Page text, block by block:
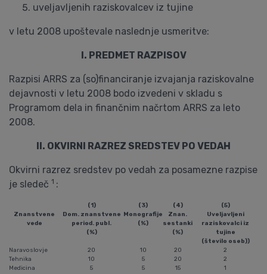
uveljavljenih raziskovalcev iz tujine
v letu 2008 upoštevale naslednje usmeritve:
I. PREDMET RAZPISOV
Razpisi ARRS za (so)financiranje izvajanja raziskovalne
dejavnosti v letu 2008 bodo izvedeni v skladu s
Programom dela in finančnim načrtom ARRS za leto
2008.
II. OKVIRNI RAZREZ SREDSTEV PO VEDAH
Okvirni razrez sredstev po vedah za posamezne razpise
je sledeč 1 :
Znanstvene
vede
(1)
Dom. znanstvene
period. publ.
(%)
(3)
Monografije
(%)
(4)
Znan.
sestanki
(%)
(5)
Uveljavljeni
raziskovalci iz
tujine
(število oseb))
Naravoslovje
20 10 20
2
Tehnika
10 5 20
2
Medicina
5 5 15
1